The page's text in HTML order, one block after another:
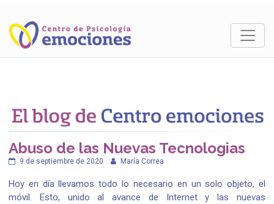
Abuso de las Nuevas Tecnologias
9 de septiembre de 2020 María Correa
Hoy en día llevamos todo lo necesario en un solo objeto, el
móvil. Esto, unido al avance de Internet y las nuevas